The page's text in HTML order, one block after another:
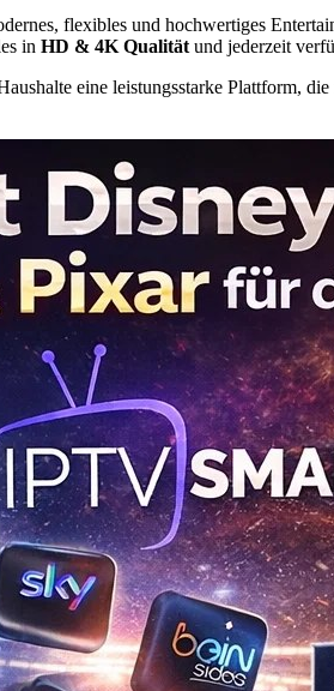
flexibles und hochwertiges
in HD & 4K Qualität und jederzeit
eine leistungsstarke Plattform,